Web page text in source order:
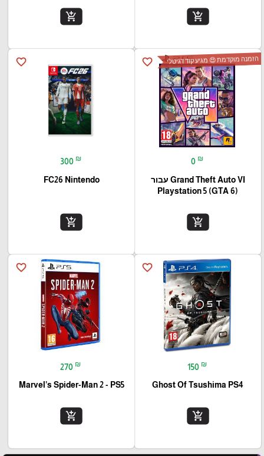
add_shopping_cart
add_shopping_cart
favorite_border הזמנה מוקדמת 😍 מגיע קוד דגיטלי
0 ₪
Grand Theft Auto VI עבור
(Playstation 5 (GTA 6
add_shopping_cart
favorite_border
300 ₪
FC26 Nintendo
add_shopping_cart
favorite_border
150 ₪
Ghost Of Tsushima PS4
add_shopping_cart
favorite_border
270 ₪
Marvel’s Spider-Man 2 - PS5
add_shopping_cart